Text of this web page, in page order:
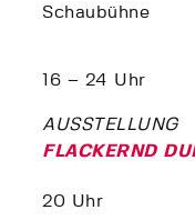
Schaubühne
16 – 24 Uhr
AUSSTELLUNG
FLACKERND
20 Uhr